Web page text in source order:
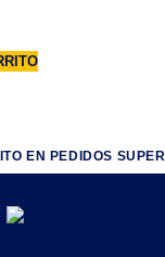
EN PEDIDOS